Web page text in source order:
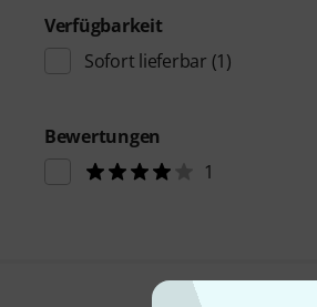
Verfügbarkeit
Sofort lieferbar (1)
Bewertungen
1